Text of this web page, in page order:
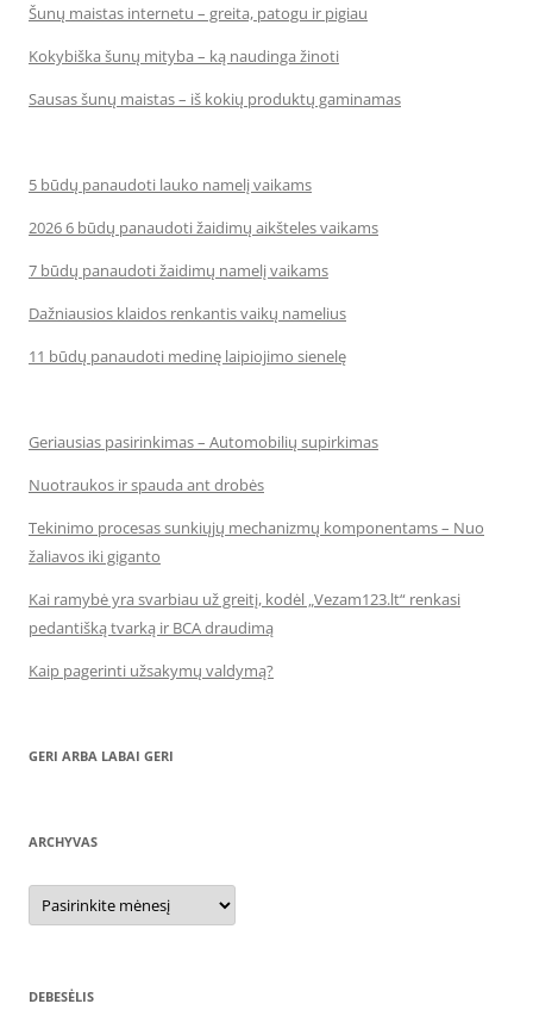
Šunų maistas internetu – greita, patogu ir pigiau
Kokybiška šunų mityba – ką naudinga žinoti
Sausas šunų maistas – iš kokių produktų gaminamas
5 būdų panaudoti lauko namelį vaikams
2026 6 būdų panaudoti žaidimų aikšteles vaikams
7 būdų panaudoti žaidimų namelį vaikams
Dažniausios klaidos renkantis vaikų namelius
11 būdų panaudoti medinę laipiojimo sienelę
Geriausias pasirinkimas – Automobilių supirkimas
Nuotraukos ir spauda ant drobės
Tekinimo procesas sunkiųjų mechanizmų komponentams – Nuo
žaliavos iki giganto
Kai ramybė yra svarbiau už greitį, kodėl „Vezam123.lt“ renkasi
pedantišką tvarką ir BCA draudimą
Kaip pagerinti užsakymų valdymą?
GERI ARBA LABAI GERI
ARCHYVAS
Archyvas
DEBESĖLIS